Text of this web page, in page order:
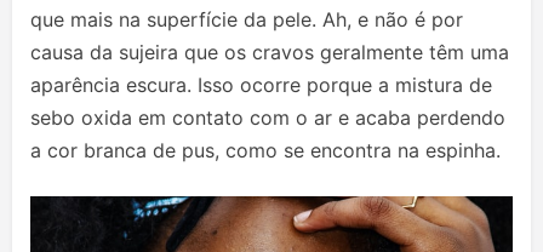
que mais na superfície da pele. Ah, e não é por
causa da sujeira que os cravos geralmente têm uma
aparência escura. Isso ocorre porque a mistura de
sebo oxida em contato com o ar e acaba perdendo
a cor branca de pus, como se encontra na espinha.